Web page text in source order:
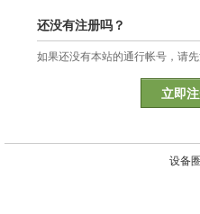
还没有注册吗？
如果还没有本站的通行帐号，请
立即
设备